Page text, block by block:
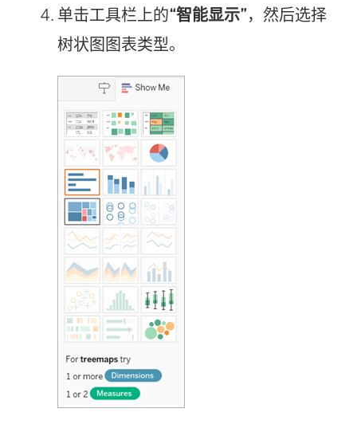
单击工具栏上的“智能显示”，然后选择
树状图图表类型。